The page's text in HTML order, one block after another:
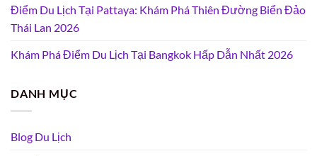
Điểm Du Lịch Tại Pattaya: Khám Phá Thiên Đường Biển Đảo
Thái Lan 2026
Khám Phá Điểm Du Lịch Tại Bangkok Hấp Dẫn Nhất 2026
DANH MỤC
Blog Du Lịch